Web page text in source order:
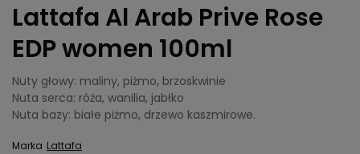
Lattafa Al Arab Prive Rose
EDP women 100ml
Nuty głowy: maliny, piżmo, brzoskwinie
Nuta serca: róża, wanilia, jabłko
Nuta bazy: białe piżmo, drzewo kaszmirowe.
Marka Lattafa